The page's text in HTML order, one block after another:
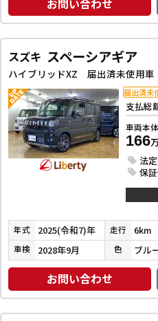
お問い合わせ
スズキ スペーシアギア
支払総
車両本
166
法
保
届出済未
年式 2025(令和7)年 走行 6km
車検 2028年9月 色
お問い合わせ